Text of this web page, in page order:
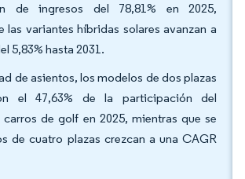
de ingresos del 78,81% en 2025,
las variantes híbridas solares avanzan a
5,83% hasta 2031.
de asientos, los modelos de dos plazas
el 47,63% de la participación del
de golf en 2025, mientras que se
de cuatro plazas crezcan a una CAGR